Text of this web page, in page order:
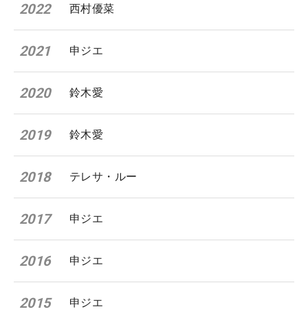
2022 西村優菜
2021 申ジエ
2020 鈴木愛
2019 鈴木愛
2018 テレサ・ルー
2017 申ジエ
2016 申ジエ
2015 申ジエ